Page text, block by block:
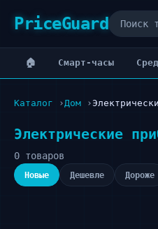
PriceGuard
🏠 Cмарт-часы
Каталог Дом
Электрические
0 товаров
Новые Дешевле Дороже